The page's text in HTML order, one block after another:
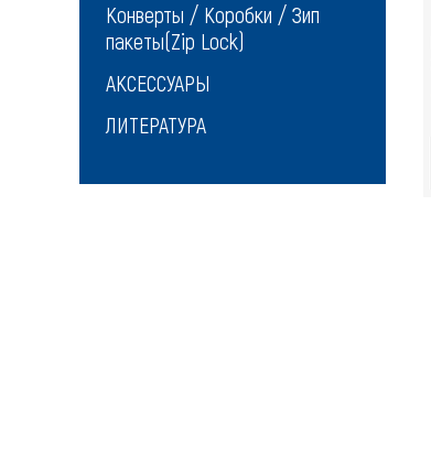
Конверты / Коробки / Зип
пакеты(Zip Lock)
АКСЕССУАРЫ
ЛИТЕРАТУРА